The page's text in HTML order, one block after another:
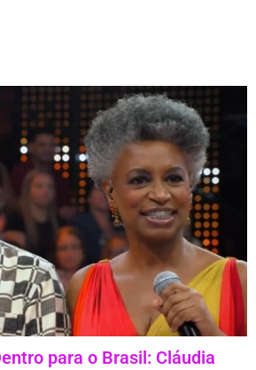
para o Brasil: Cláudia